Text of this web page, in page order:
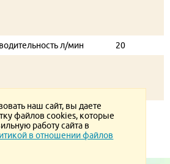
л/мин
20
наш сайт, вы даете
файлов cookies, которые
работу сайта в
в отношении файлов